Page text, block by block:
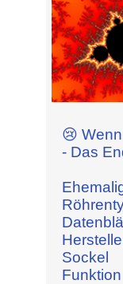
😢
- Das
Sockel
Funktion